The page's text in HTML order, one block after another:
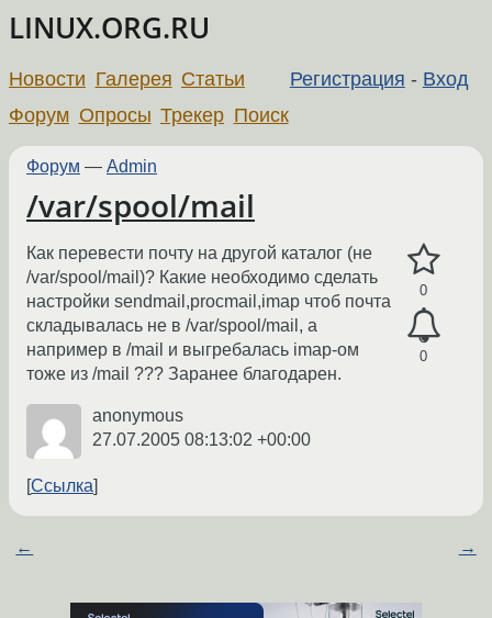
LINUX.ORG.RU
Регистрация - Вход
Новости Галерея Статьи
Форум Опросы Трекер Поиск
Форум — Admin
/var/spool/mail
0
0
Как перевести почту на другой каталог (не
/var/spool/mail)? Какие необходимо сделать
настройки sendmail,procmail,imap чтоб почта
складывалась не в /var/spool/mail, а
например в /mail и выгребалась imap-ом
тоже из /mail ??? Заранее благодарен.
anonymous
27.07.2005 08:13:02 +00:00
Ссылка
← →